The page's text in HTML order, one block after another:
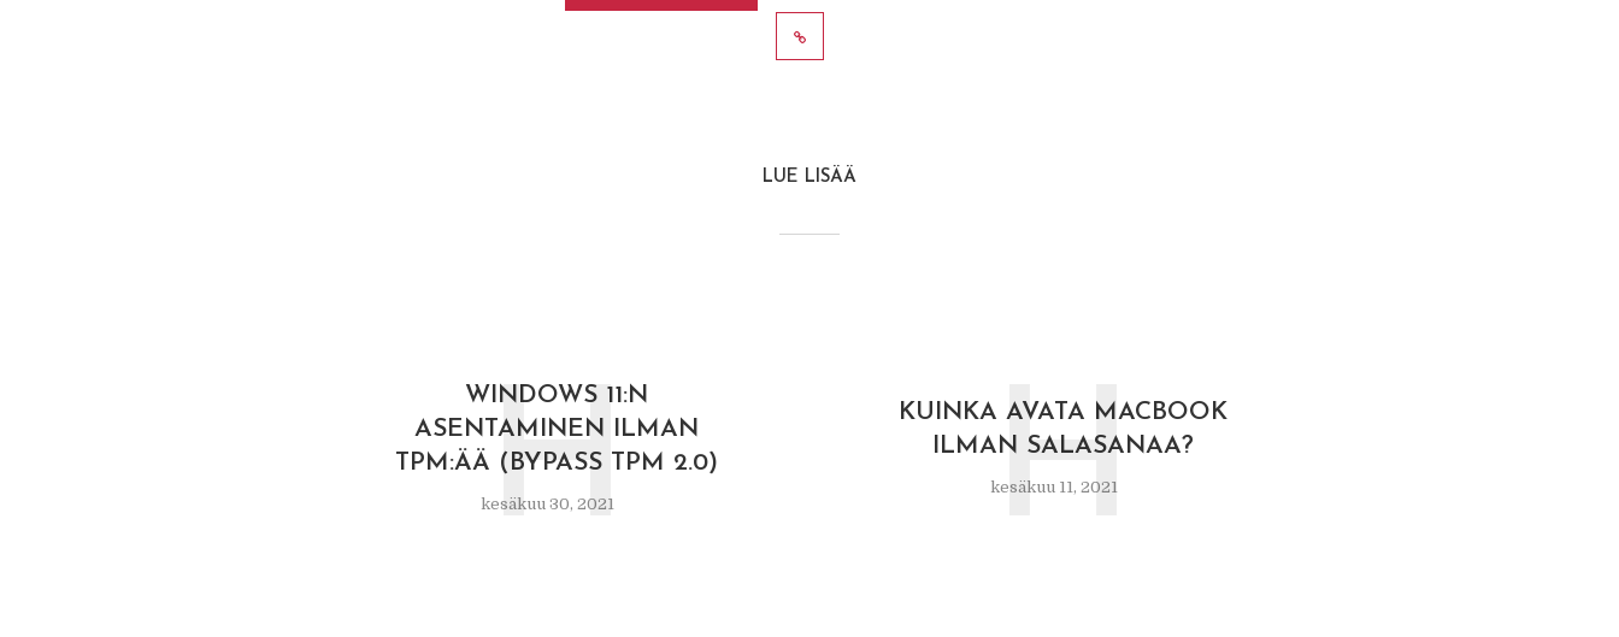
LUE LISÄÄ
WINDOWS 11:N
ASENTAMINEN ILMAN
TPM:ÄÄ (BYPASS TPM 2.0)
kesäkuu 30, 2021
H
KUINKA AVATA MACBOOK
ILMAN SALASANAA?
kesäkuu 11, 2021
H